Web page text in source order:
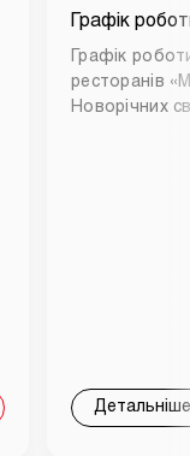
Графік
Графік
ресторанів
Новорічних
Детальніше